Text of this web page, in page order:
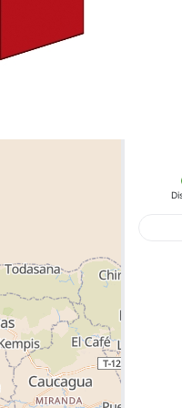
Cargando Mapa con
Tiendas ...